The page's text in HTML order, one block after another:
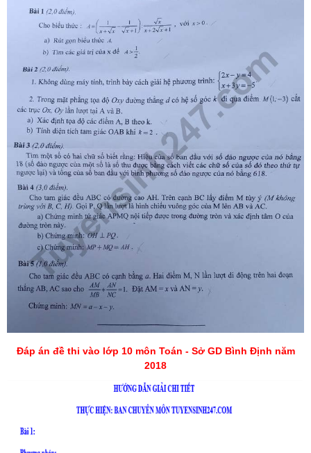
Đáp án đề thi vào lớp 10 môn Toán - Sở GD Bình Định năm
2018